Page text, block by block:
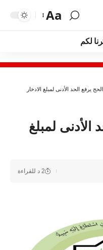
Aa
لكم
يرفع الحد الأدنى لمبلغ الادخار
لمبلغ
2 د للقراءة